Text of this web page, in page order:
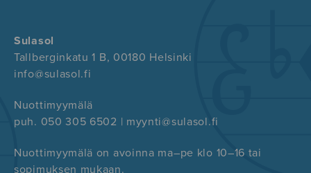
Sulasol
Tallberginkatu 1 B, 00180 Helsinki
info@sulasol.fi
Nuottimyymälä
puh. 050 305 6502 | myynti@sulasol.fi
Nuottimyymälä on avoinna ma–pe klo 10–16 tai
sopimuksen mukaan.